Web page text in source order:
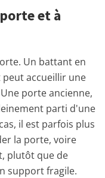
et à
Un battant en
accueillir une
porte ancienne,
parti d'une
il est parfois plus
la porte, voire
plutôt que de
support fragile.